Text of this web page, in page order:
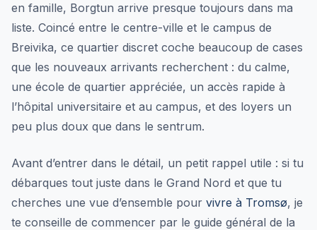
en famille, Borgtun arrive presque toujours dans ma
liste. Coincé entre le centre-ville et le campus de
Breivika, ce quartier discret coche beaucoup de cases
que les nouveaux arrivants recherchent : du calme,
une école de quartier appréciée, un accès rapide à
l’hôpital universitaire et au campus, et des loyers un
peu plus doux que dans le sentrum.
Avant d’entrer dans le détail, un petit rappel utile : si tu
débarques tout juste dans le Grand Nord et que tu
cherches une vue d’ensemble pour vivre à Tromsø, je
te conseille de commencer par le guide général de la